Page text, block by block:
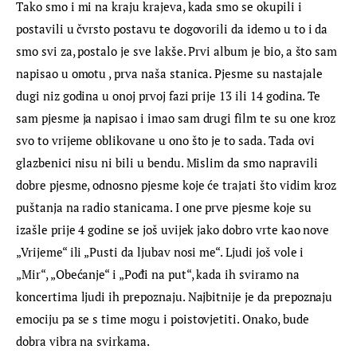
Tako smo i mi na kraju krajeva, kada smo se okupili i
postavili u čvrsto postavu te dogovorili da idemo u to i da
smo svi za, postalo je sve lakše. Prvi album je bio, a što sam
napisao u omotu , prva naša stanica. Pjesme su nastajale
dugi niz godina u onoj prvoj fazi prije 13 ili 14 godina. Te
sam pjesme ja napisao i imao sam drugi film te su one kroz
svo to vrijeme oblikovane u ono što je to sada. Tada ovi
glazbenici nisu ni bili u bendu. Mislim da smo napravili
dobre pjesme, odnosno pjesme koje će trajati što vidim kroz
puštanja na radio stanicama. I one prve pjesme koje su
izašle prije 4 godine se još uvijek jako dobro vrte kao nove
„Vrijeme“ ili „Pusti da ljubav nosi me“. Ljudi još vole i
„Mir“, „Obećanje“ i „Pođi na put“, kada ih sviramo na
koncertima ljudi ih prepoznaju. Najbitnije je da prepoznaju
emociju pa se s time mogu i poistovjetiti. Onako, bude
dobra vibra na svirkama.